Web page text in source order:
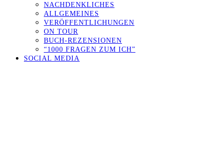
NACHDENKLICHES
ALLGEMEINES
VERÖFFENTLICHUNGEN
ON TOUR
BUCH-REZENSIONEN
“1000 FRAGEN ZUM ICH”
SOCIAL MEDIA